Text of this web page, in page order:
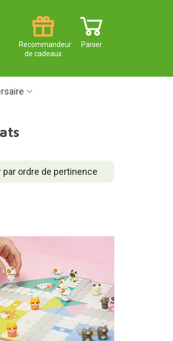
Panier
Recommandeur
de cadeaux
par ordre de pertinence